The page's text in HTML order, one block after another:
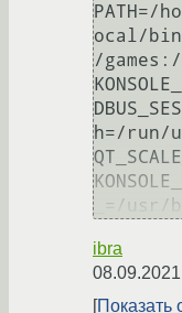
ocal/
/
h=/run/
ibra
Показать